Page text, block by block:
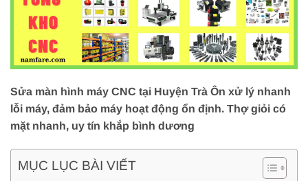
Sửa màn hình máy CNC tại Huyện Trà Ôn xử lý nhanh
lỗi máy, đảm bảo máy hoạt động ổn định. Thợ giỏi có
mặt nhanh, uy tín khắp bình dương
MỤC LỤC BÀI VIẾT